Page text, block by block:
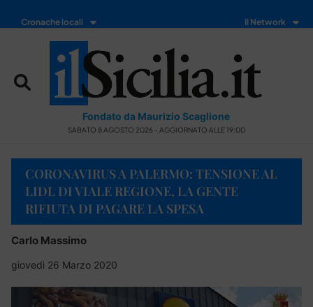
Cronache locali Il Network
Fondato da Maurizio Scaglione
SABATO 8 AGOSTO 2026 - AGGIORNATO ALLE 19:00
CORONAVIRUS A PALERMO: TENSIONE AL
LIDL DI VIALE REGIONE, LA GENTE
RIFIUTA DI PAGARE LA SPESA
Carlo Massimo
giovedì 26 Marzo 2020